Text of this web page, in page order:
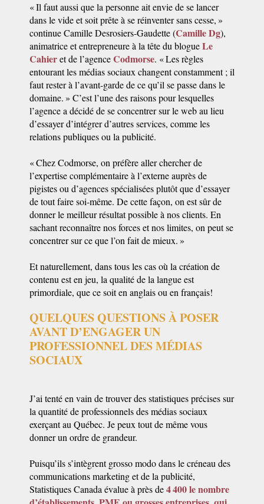
« Il faut aussi que la personne ait envie de se lancer
dans le vide et soit prête à se réinventer sans cesse, »
continue Camille Desrosiers-Gaudette (Camille Dg),
animatrice et entrepreneure à la tête du blogueLe
Cahieret de l’agenceCodmorse. « Les règles
entourant les médias sociaux changent constamment ; il
faut rester à l’avant-garde de ce qu’il se passe dans le
domaine. » C’est l’une des raisons pour lesquelles
l’agence a décidé de se concentrer sur le web au lieu
d’essayer d’intégrer d’autres services, comme les
relations publiques ou la publicité.
« Chez Codmorse, on préfère aller chercher de
l’expertise complémentaire à l’externe auprès de
pigistes ou d’agences spécialisées plutôt que d’essayer
de tout faire soi-même. De cette façon, on est sûr de
donner le meilleur résultat possible à nos clients. En
sachant reconnaître nos forces et nos limites, on peut se
concentrer sur ce que l’on fait de mieux. »
Et naturellement, dans tous les cas où la création de
contenu est en jeu, la qualité de la langue est
primordiale, que ce soit en anglais ou en français!
QUELQUES QUESTIONS À POSER
AVANT D’ENGAGER UN
PROFESSIONNEL DES MÉDIAS
SOCIAUX
J’ai tenté en vain de trouver des statistiques précises sur
la quantité de professionnels des médias sociaux
exerçant au Québec. Je peux tout de même vous
donner un ordre de grandeur.
Puisqu’ils s’intègrent grosso modo dans le créneau des
communications marketing et de la publicité,
Statistiques Canada évalue à près de4 400 le nombre